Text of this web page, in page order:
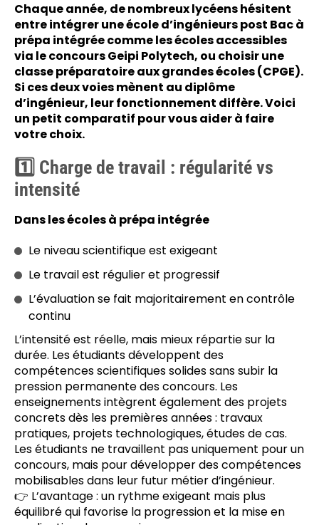
Chaque année, de nombreux lycéens hésitent
entre intégrer une école d’ingénieurs post Bac à
prépa intégrée comme les écoles accessibles
via le concours Geipi Polytech, ou choisir une
classe préparatoire aux grandes écoles (CPGE).
Si ces deux voies mènent au diplôme
d’ingénieur, leur fonctionnement diffère. Voici
un petit comparatif pour vous aider à faire
votre choix.
1️⃣ Charge de travail : régularité vs
intensité
Dans les écoles à prépa intégrée
Le niveau scientifique est exigeant
Le travail est régulier et progressif
L’évaluation se fait majoritairement en contrôle
continu
L’intensité est réelle, mais mieux répartie sur la
durée. Les étudiants développent des
compétences scientifiques solides sans subir la
pression permanente des concours. Les
enseignements intègrent également des projets
concrets dès les premières années : travaux
pratiques, projets technologiques, études de cas.
Les étudiants ne travaillent pas uniquement pour un
concours, mais pour développer des compétences
mobilisables dans leur futur métier d’ingénieur.
👉 L’avantage : un rythme exigeant mais plus
équilibré qui favorise la progression et la mise en